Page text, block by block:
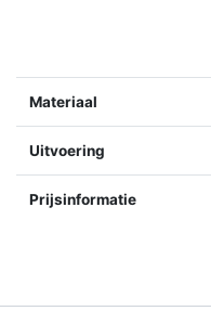
Materiaal
Uitvoering
Prijsinformatie